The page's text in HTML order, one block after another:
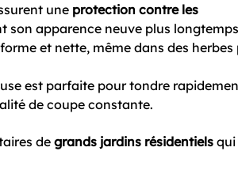
une protection contre les
son apparence neuve plus
et nette, même dans des herbes
est parfaite pour tondre
de coupe constante.
de grands jardins résidentielsqui